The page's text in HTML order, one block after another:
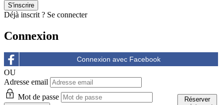
Réserver
Réserver
Réserver
Déjà inscrit ? Se connecter
Connexion
OU
Adresse email
Mot de passe